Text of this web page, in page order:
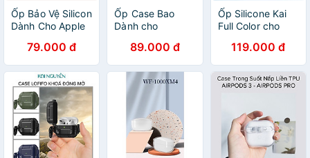
Ốp Bảo Vệ Silicon
Dành Cho Apple
Kai.N kiểu dáng
bút chì_ Hàng
chính hãng
79.000 đ
Ốp Case Bao
Dành cho
Liquid Silicone,
Nhiều màu -
Hàng chính hãng
89.000 đ
Ốp Silicone Kai
Full Color cho
1000XM4 - Hàng
Chính Hãng
119.000 đ